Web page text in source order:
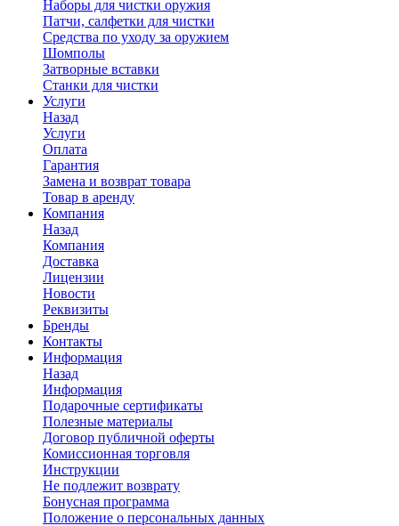
Наборы для чистки оружия
Патчи, салфетки для чистки
Средства по уходу за оружием
Шомполы
Затворные вставки
Станки для чистки
Услуги
Назад
Услуги
Оплата
Гарантия
Замена и возврат товара
Товар в аренду
Компания
Назад
Компания
Доставка
Лицензии
Новости
Реквизиты
Бренды
Контакты
Информация
Назад
Информация
Подарочные сертификаты
Полезные материалы
Договор публичной оферты
Комиссионная торговля
Инструкции
Не подлежит возврату
Бонусная программа
Положение о персональных данных